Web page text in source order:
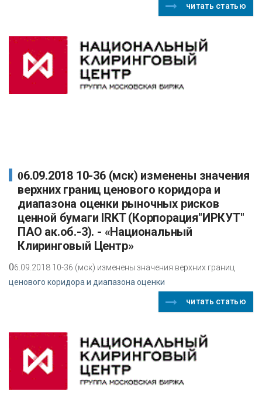
читать статью
06.09.2018 10-36 (мск) изменены значения
верхних границ ценового коридора и
диапазона оценки рыночных рисков
ценной бумаги IRKT (Корпорация"ИРКУТ"
ПАО ак.об.-3). - «Национальный
Клиринговый Центр»
06.09.2018 10-36 (мск) изменены значения верхних границ
ценового коридора и диапазона оценки
читать статью